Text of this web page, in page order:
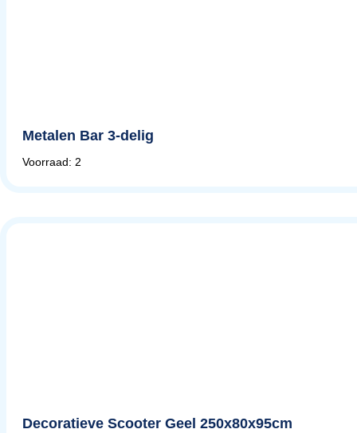
Metalen Bar 3-delig
Voorraad: 2
Decoratieve Scooter Geel 250x80x95cm